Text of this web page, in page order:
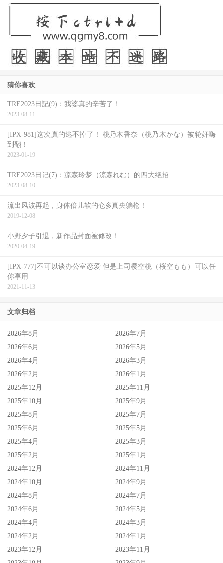
猜你喜欢
TRE2023日記(9)：我婆真的辛苦了！
2023-08-11
[IPX-981]这次真的逃不掉了！ 桃乃木香奈（桃乃木かな）被轮奸嗨
到翻！
2023-01-19
TRE2023日记(7)：凉森玲梦（涼森れむ）的四大绝招
2023-08-10
流出风波再起，身体倍儿软的仓多真央躺枪！
2019-12-08
小野夕子引退，新作品封面被修改！
2020-04-19
[IPX-777]不可以谈办公室恋爱 但是上司樱空桃（桜空もも）可以任
你享用
2021-11-13
文章归档
2026年8月
2026年7月
2026年6月
2026年5月
2026年4月
2026年3月
2026年2月
2026年1月
2025年12月
2025年11月
2025年10月
2025年9月
2025年8月
2025年7月
2025年6月
2025年5月
2025年4月
2025年3月
2025年2月
2025年1月
2024年12月
2024年11月
2024年10月
2024年9月
2024年8月
2024年7月
2024年6月
2024年5月
2024年4月
2024年3月
2024年2月
2024年1月
2023年12月
2023年11月